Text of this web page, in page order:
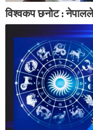
विश्वकप छनोट :